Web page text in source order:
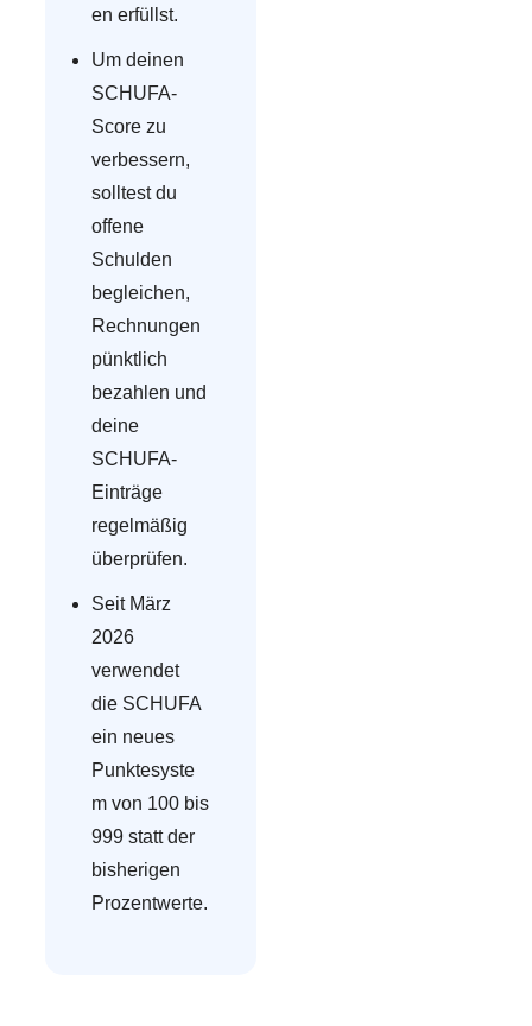
en erfüllst.
Um deinen
SCHUFA-
Score zu
verbessern,
solltest du
offene
Schulden
begleichen,
Rechnungen
pünktlich
bezahlen und
deine
SCHUFA-
Einträge
regelmäßig
überprüfen.
Seit März
2026
verwendet
die SCHUFA
ein neues
Punktesyste
m von 100 bis
999 statt der
bisherigen
Prozentwerte.